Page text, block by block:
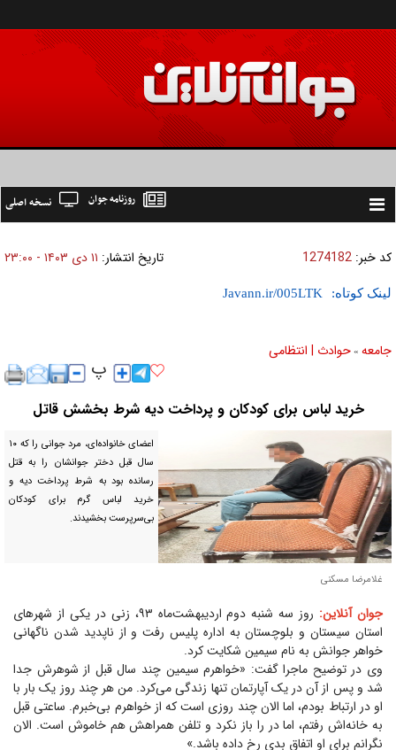
Toggle
نسخه اصلی روزنامه جوان
کد خبر: 1274182 تاریخ انتشار: ۱۱ دی ۱۴۰۳ - ۲۳:۰۰
لینک کوتاه:
جامعه » حوادث | انتظامی
خرید لباس برای کودکان و پرداخت دیه شرط بخشش قاتل
اعضای خانواده‌ای، مرد جوانی را که ۱۰
سال قبل دختر جوانشان را به قتل
رسانده بود به شرط پرداخت دیه و
خرید لباس گرم برای کودکان
بی‌سرپرست بخشیدند.
غلامرضا مسکنی
جوان آنلاین:
روز سه شنبه دوم اردیبهشت‌ماه ۹۳، زنی در یکی از شهر‌های
استان سیستان و بلوچستان به اداره پلیس رفت و از ناپدید شدن ناگهانی
خواهر جوانش به نام سیمین شکایت کرد.
وی در توضیح ماجرا گفت: «خواهرم سیمین چند سال قبل از شوهرش جدا
شد و پس از آن در یک آپارتمان تنها زندگی می‌کرد. من هر چند روز یک بار با
او در ارتباط بودم، اما الان چند روزی است که از خواهرم بی‌خبرم. ساعتی قبل
به خانه‌اش رفتم، اما در را باز نکرد و تلفن همراهش هم خاموش است. الان
نگرانم برای او اتفاق بدی رخ داده باشد.»